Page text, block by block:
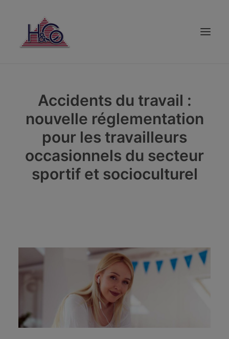
ENTREPRISE
CRÉDIT
ÉPARGNE
SOUSCRIPTION
VOS CONSEILLERS
ESPACE CLIENT
Accidents du travail :
nouvelle réglementation
pour les travailleurs
occasionnels du secteur
sportif et socioculturel